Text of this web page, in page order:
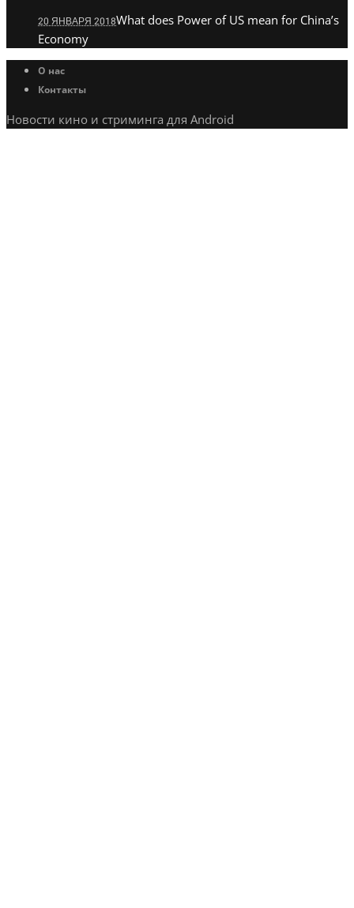
20 ЯНВАРЯ 2018What does Power of US mean for China’s
Economy
О нас
Контакты
Новости кино и стриминга для Android